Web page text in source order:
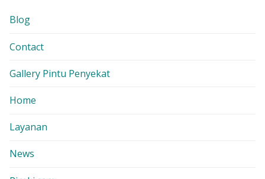
Blog
Contact
Gallery Pintu Penyekat
Home
Layanan
News